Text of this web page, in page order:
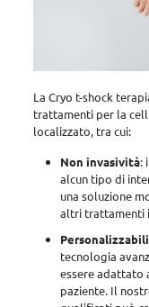
La Cryo t-shock
trattamenti per la
localizzato, tra cui:
Non invasività:
alcun tipo di
una soluzione
altri trattamenti
tecnologia
essere adattato
paziente. Il